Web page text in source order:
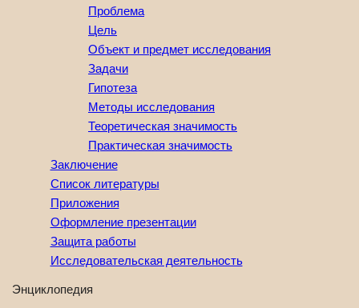
Проблема
Цель
Объект и предмет исследования
Задачи
Гипотеза
Методы исследования
Теоретическая значимость
Практическая значимость
Заключение
Список литературы
Приложения
Оформление презентации
Защита работы
Исследовательская деятельность
Энциклопедия